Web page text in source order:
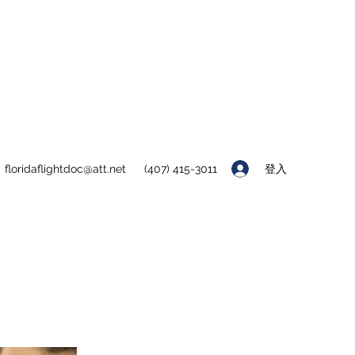
floridaflightdoc@att.net (407) 415-3011 登入